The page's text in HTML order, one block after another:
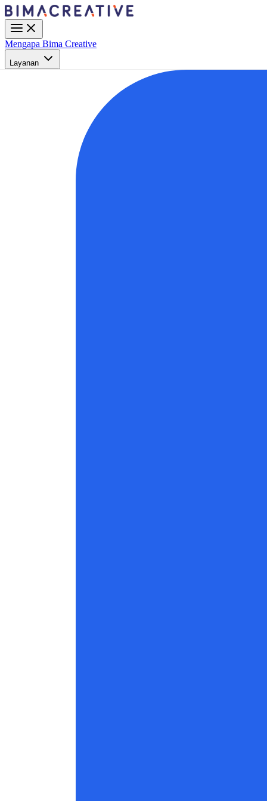
Mengapa Bima Creative
Layanan